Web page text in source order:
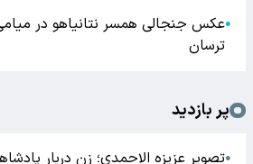
●عکس جنجالی همسر نتانیاهو در
ترسان
پر بازدید
●تصویر عزیزه الاحمدی؛ زن دربار